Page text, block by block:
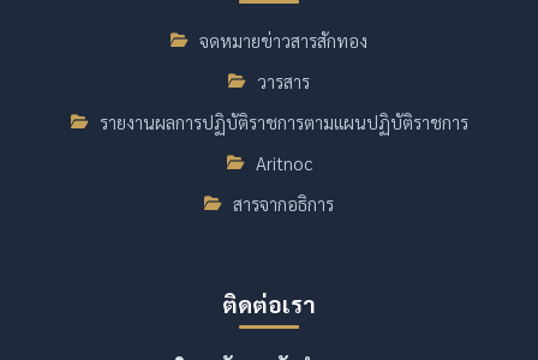
จดหมายข่าวสารสักทอง
วารสาร
รายงานผลการปฏิบัติราชการตามแผนปฏิบัติราชการ
Aritnoc
สารจากอธิการ
ติดต่อเรา